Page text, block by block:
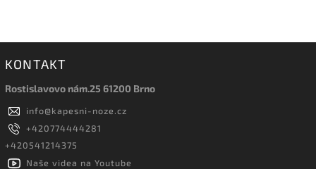
KONTAKT
Rostislavovo nám.25 61200 Brno
info@kapesni-noze.cz
+420774444281
+420541214375
Naše videa na Youtube